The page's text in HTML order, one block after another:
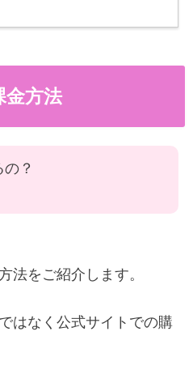
金方法
？
法をご紹介します。
はなく公式サイトでの購